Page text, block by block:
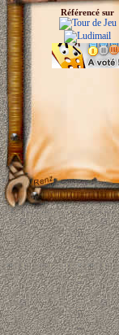
Référencé sur